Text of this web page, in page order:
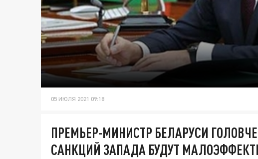
05 ИЮЛЯ 2021 09:18
ПРЕМЬЕР-МИНИСТР БЕЛАРУСИ
САНКЦИЙ ЗАПАДА БУДУТ